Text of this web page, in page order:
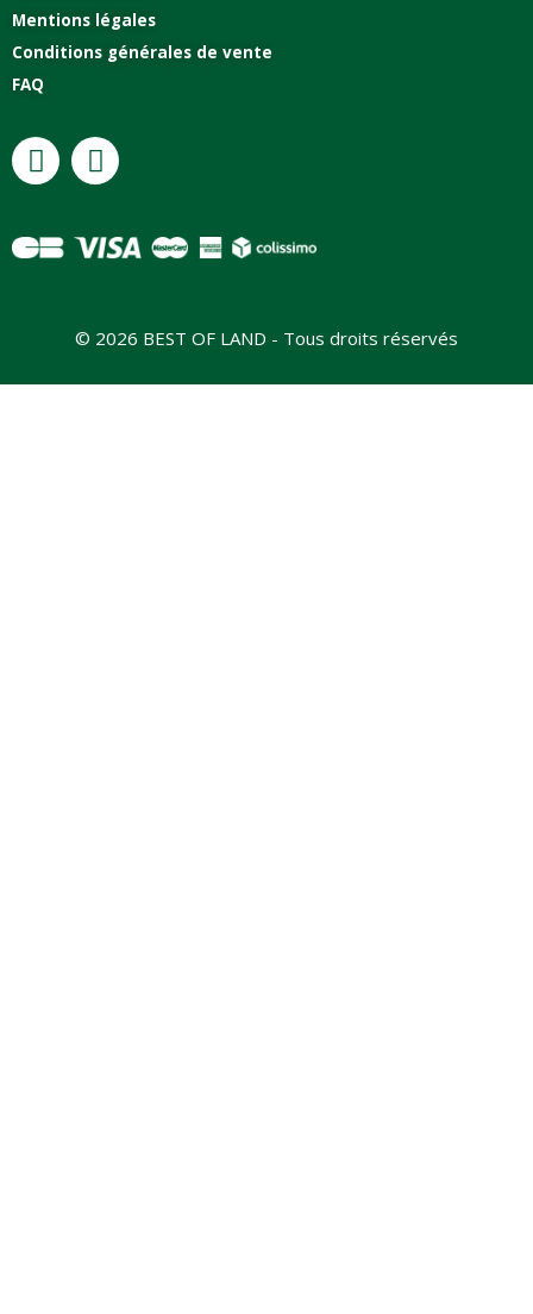
Mentions légales
Conditions générales de vente
FAQ
© 2026 BEST OF LAND - Tous droits réservés